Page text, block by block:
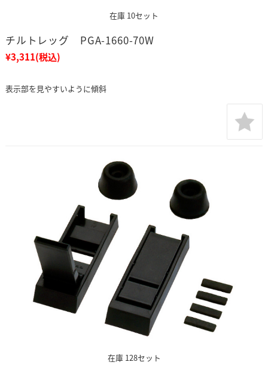
在庫 10セット
チルトレッグ PGA-1660-70W
¥3,311(税込)
表示部を見やすいように傾斜
在庫 128セット